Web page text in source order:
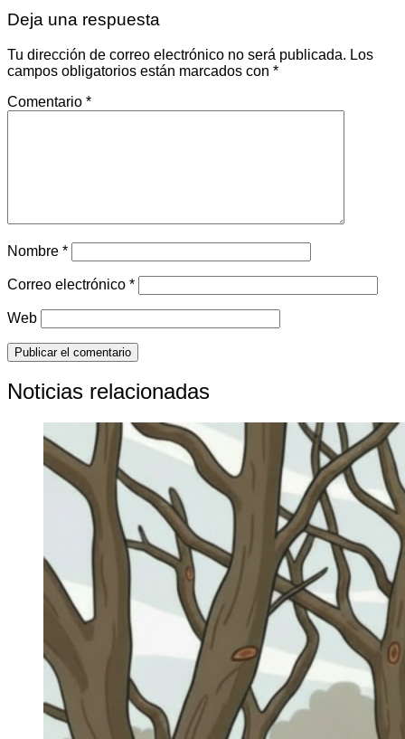
Deja una respuesta
Tu dirección de correo electrónico no será publicada. Los
campos obligatorios están marcados con *
Comentario *
Nombre *
Correo electrónico *
Web
Noticias relacionadas